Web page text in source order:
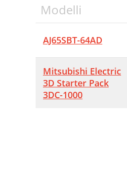
Modelli
AJ65SBT-64AD
Mitsubishi Electric
3D Starter Pack
3DC-1000